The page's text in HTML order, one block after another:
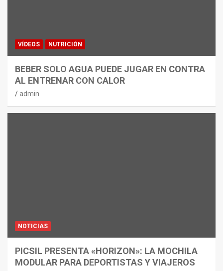
VÍDEOS NUTRICIÓN
BEBER SOLO AGUA PUEDE JUGAR EN CONTRA
AL ENTRENAR CON CALOR
admin
NOTICIAS
PICSIL PRESENTA «HORIZON»: LA MOCHILA
MODULAR PARA DEPORTISTAS Y VIAJEROS